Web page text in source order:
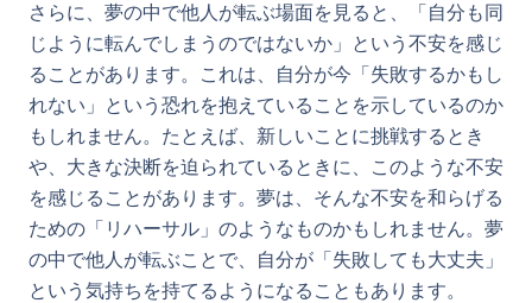
さらに、夢の中で他人が転ぶ場面を見ると、「自分も同
じように転んでしまうのではないか」という不安を感じ
ることがあります。これは、自分が今「失敗するかもし
れない」という恐れを抱えていることを示しているのか
もしれません。たとえば、新しいことに挑戦するとき
や、大きな決断を迫られているときに、このような不安
を感じることがあります。夢は、そんな不安を和らげる
ための「リハーサル」のようなものかもしれません。夢
の中で他人が転ぶことで、自分が「失敗しても大丈夫」
という気持ちを持てるようになることもあります。